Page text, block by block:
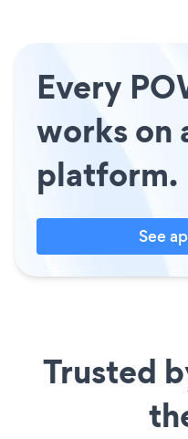
Every
works on
platform.
See
Trusted